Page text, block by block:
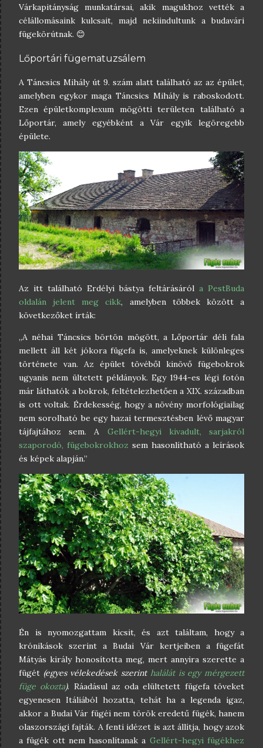
Várkapitányság munkatársai, akik magukhoz vették a
célállomásaink kulcsait, majd nekiindultunk a budavári
fügekörútnak. 😊
Lőportári fügematuzsálem
A Táncsics Mihály út 9. szám alatt található az az épület,
amelyben egykor maga Táncsics Mihály is raboskodott.
Ezen épületkomplexum mögötti területen található a
Lőportár, amely egyébként a Vár egyik legöregebb
épülete.
Az itt található Erdélyi bástya feltárásáról a PestBuda
oldalán jelent meg cikk, amelyben többek között a
következőket írták:
„A néhai Táncsics börtön mögött, a Lőportár déli fala
mellett áll két jókora fügefa is, amelyeknek különleges
története van. Az épület tövéből kinövő fügebokrok
ugyanis nem ültetett példányok. Egy 1944-es légi fotón
már láthatók a bokrok, feltételezhetően a XIX. században
is ott voltak. Érdekesség, hogy a növény morfológiailag
nem sorolható be egy hazai termesztésben lévő magyar
tájfajtához sem. A Gellért-hegyi kivadult, sarjakról
szaporodó, fügebokrokhoz sem hasonlítható a leírások
és képek alapján.”
Én is nyomozgattam kicsit, és azt találtam, hogy a
krónikások szerint a Budai Vár kertjeiben a fügefát
Mátyás király honosította meg, mert annyira szerette a
fügét (egyes vélekedések szerint halálát is egy mérgezett
füge okozta). Ráadásul az oda elültetett fügefa töveket
egyenesen Itáliából hozatta, tehát ha a legenda igaz,
akkor a Budai Vár fügéi nem török eredetű fügék, hanem
olaszországi fajták. A fenti idézet is azt állítja, hogy azok
a fügék ott nem hasonlítanak a Gellért-hegyi fügékhez